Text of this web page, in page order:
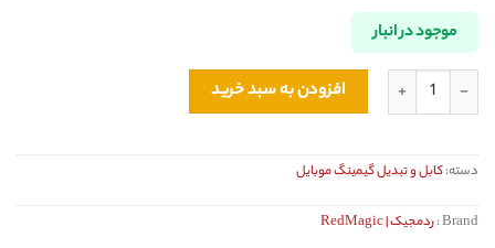
موجود در انبار
آداپتور فست شارژ 35W ردمجیک RedMagic DAO Mini GaN Charger Kit اورجینال عدد افزودن به سبد خرید
دسته:کابل و تبدیل گیمینگ موبایل
Brand : ردمجیک | RedMagic